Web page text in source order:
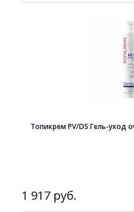
Топикрем PV/DS Гель-
1 917 руб.